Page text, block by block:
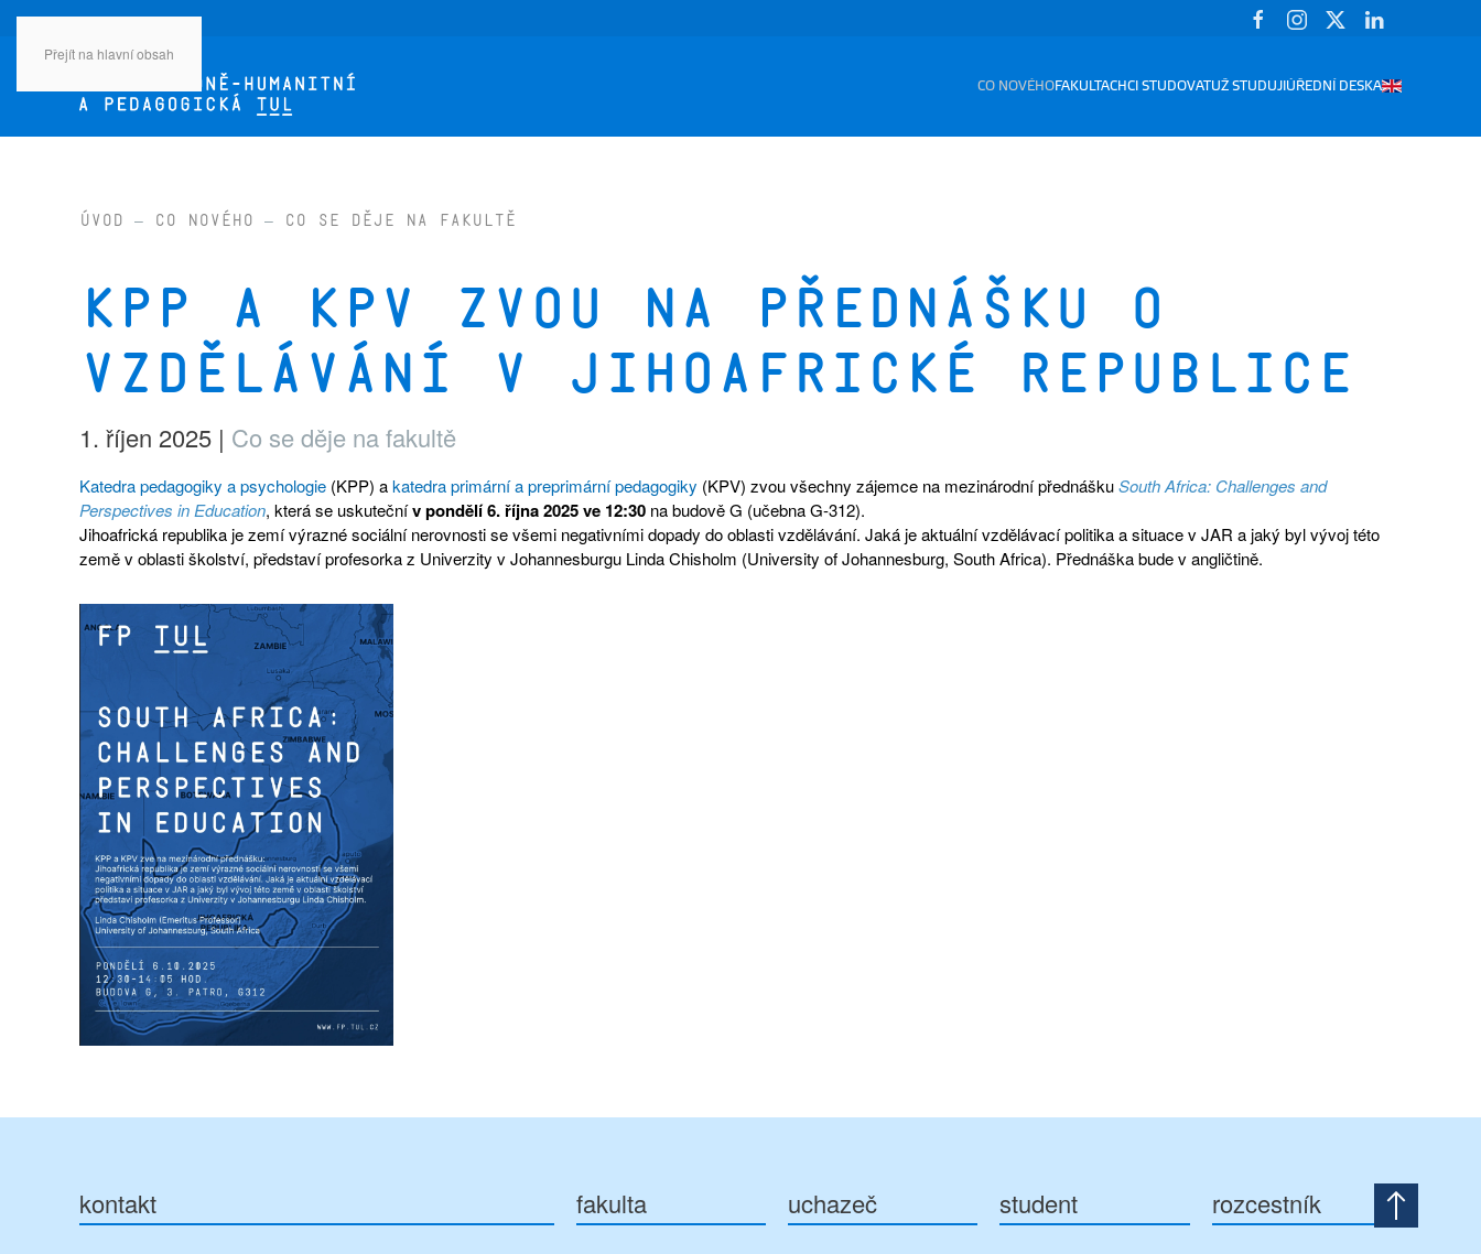
Přejít na hlavní obsah
CO NOVÉHOFAKULTACHCI STUDOVATUŽ STUDUJI ÚŘEDNÍ DESKA
Úvod Co nového Co se děje na fakultě
KPP a KPV zvou na přednášku o
vzdělávání v Jihoafrické republice
1. říjen 2025 | Co se děje na fakultě
Katedra pedagogiky a psychologie (KPP) akatedra primární a preprimární pedagogiky (KPV) zvou všechny zájemce na mezinárodní přednáškuSouth Africa: Challenges and
Perspectives in Education, která se uskutečnív pondělí 6. října 2025 ve 12:30 na budově G (učebna G-312).
Jihoafrická republika je zemí výrazné sociální nerovnosti se všemi negativními dopady do oblasti vzdělávání. Jaká je aktuální vzdělávací politika a situace v JAR a jaký byl vývoj této
země v oblasti školství, představí profesorka z Univerzity v Johannesburgu Linda Chisholm (University of Johannesburg, South Africa). Přednáška bude v angličtině.
Otevřít
kontakt fakulta uchazeč student rozcestník